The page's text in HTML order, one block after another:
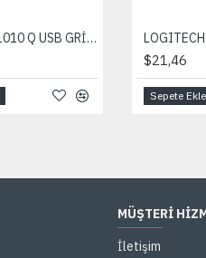
A4 TECH F1010 Q USB GRİ FN-MM KLV+OPT. MOUSE 1600D
$21,46
Sepete Ekle
MÜŞTERI
İletişim